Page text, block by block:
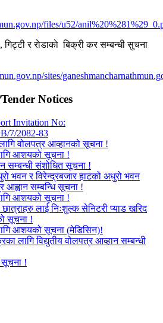
files/u52/
र राेडाकाे बिक्री कर सम्बन्धी सुचना
sites/
Notices
Invitation No:
7/2082-83
वोलपत्र आव्हानको सूचना !
आशयको सूचना !
सम्बन्धी संशोधित सूचना !
भवन र विरेन्द्रबजार हाटको अधुरो भवन
आह्वान सम्बन्धि सूचना !
आशयको सूचना !
छात्राहरु लाई निःशुल्क सेनिटरी प्याड खरिद
सूचना !
आशयको सूचना (मेडिसिन)!
लागि विद्युतीय वोलपत्र आव्हान सम्बन्धी
सूचना !